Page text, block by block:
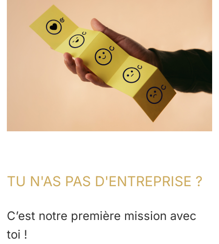
TU N'AS PAS D'ENTREPRISE ?
C’est notre première mission avec
toi !